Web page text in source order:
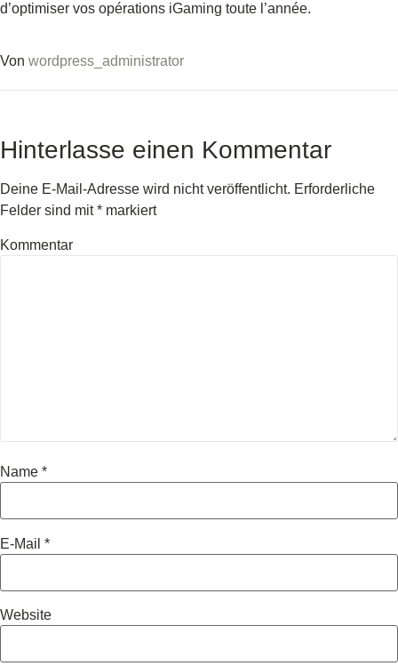
d’optimiser vos opérations iGaming toute l’année.
Von wordpress_administrator
Hinterlasse einen Kommentar
Deine E-Mail-Adresse wird nicht veröffentlicht. Erforderliche
Felder sind mit* markiert
Kommentar
Name *
E-Mail *
Website